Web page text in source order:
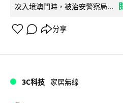
次入境澳門時，被治安警察局...
分享
3C科技 家居無線